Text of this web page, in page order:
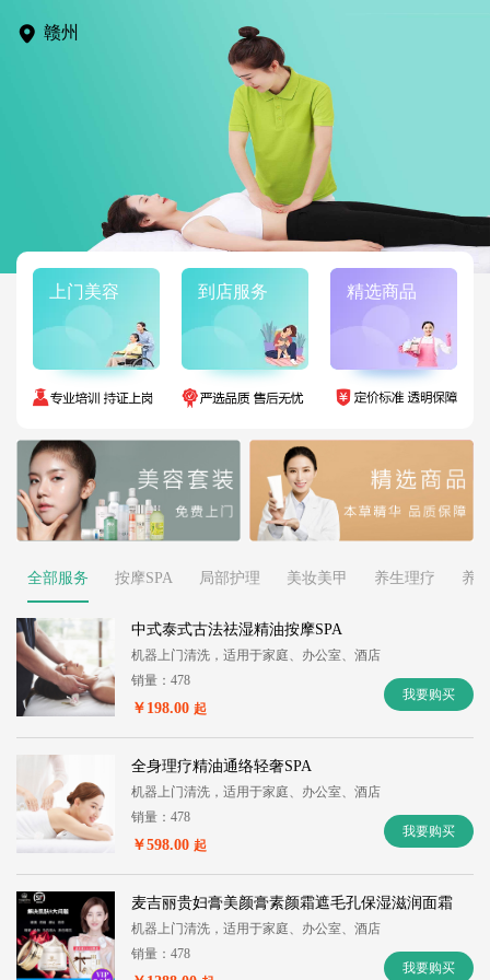
赣州
上门美容 到店服务 精选商品
全部服务 按摩SPA 局部护理 美妆美甲 养生理疗 养
中式泰式古法祛湿精油按摩SPA
机器上门清洗，适用于家庭、办公室、酒店
销量：478
￥198.00 起
我要购买
全身理疗精油通络轻奢SPA
机器上门清洗，适用于家庭、办公室、酒店
销量：478
￥598.00 起
我要购买
麦吉丽贵妇膏美颜膏素颜霜遮毛孔保湿滋润面霜
机器上门清洗，适用于家庭、办公室、酒店
销量：478
我要购买